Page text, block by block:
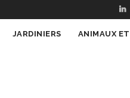
Nature
JARDINIERS ANIMAUX